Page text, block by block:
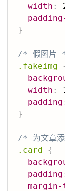
width :
}
/* 假图片
.fakeimg
width :
padding
}
/* 为文章
.card
{
padding
margin-